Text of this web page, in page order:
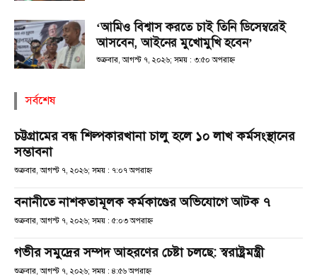
‘আমিও বিশ্বাস করতে চাই তিনি ডিসেম্বরেই
আসবেন, আইনের মুখোমুখি হবেন’
শুক্রবার, আগস্ট ৭, ২০২৬; সময় : ৩:৫০ অপরাহ্ণ
সর্বশেষ
চট্টগ্রামের বন্ধ শিল্পকারখানা চালু হলে ১০ লাখ কর্মসংস্থানের
সম্ভাবনা
শুক্রবার, আগস্ট ৭, ২০২৬; সময় : ৭:০৭ অপরাহ্ণ
বনানীতে নাশকতামূলক কর্মকাণ্ডের অভিযোগে আটক ৭
শুক্রবার, আগস্ট ৭, ২০২৬; সময় : ৫:০৩ অপরাহ্ণ
গভীর সমুদ্রের সম্পদ আহরণের চেষ্টা চলছে: স্বরাষ্ট্রমন্ত্রী
শুক্রবার, আগস্ট ৭, ২০২৬; সময় : ৪:৫৬ অপরাহ্ণ